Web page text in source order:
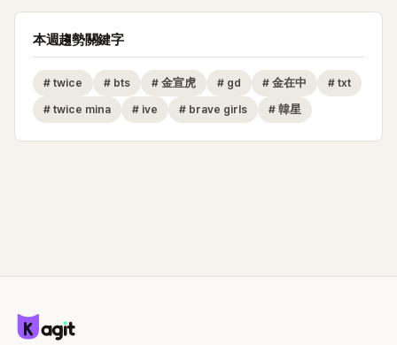
本週趨勢關鍵字
# twice # bts # 金宣虎 # gd # 金在中 # txt
# twice mina # ive # brave girls # 韓星